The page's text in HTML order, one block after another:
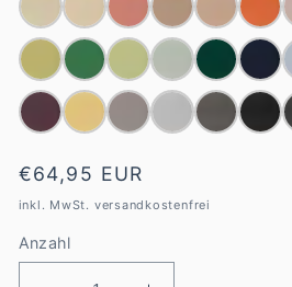
Normaler
Preis
€64,95 EUR
inkl. MwSt. versandkostenfrei
Anzahl